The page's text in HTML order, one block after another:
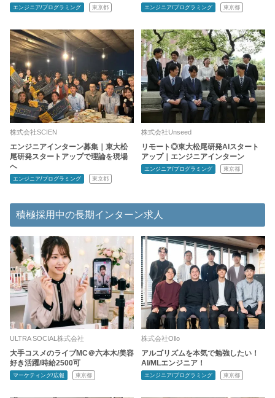
エンジニア/プログラミング 東京都 エンジニア/プログラミング 東京都
株式会社SCIEN
エンジニアインターン募集｜東大松
尾研発スタートアップで理論を現場
へ
エンジニア/プログラミング 東京都
株式会社Unseed
リモート◎東大松尾研発AIスタート
アップ｜エンジニアインターン
エンジニア/プログラミング 東京都
積極採用中の長期インターン求人
ULTRA SOCIAL株式会社
大手コスメのライブMC＠六本木/美容
好き活躍/時給2500可
マーケティング/広報 東京都
株式会社Ollo
アルゴリズムを本気で勉強したい！
AI/MLエンジニア！
エンジニア/プログラミング 東京都